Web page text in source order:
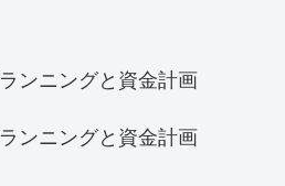
ンニングと資金計画
ンニングと資金計画